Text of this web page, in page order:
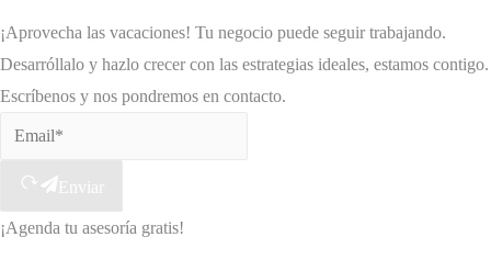
¡Aprovecha las vacaciones! Tu negocio puede seguir trabajando.
Desarróllalo y hazlo crecer con las estrategias ideales, estamos contigo.
Escríbenos y nos pondremos en contacto.
Enviar
¡Agenda tu asesoría gratis!